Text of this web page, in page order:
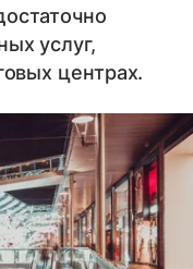
услуг,
центрах.